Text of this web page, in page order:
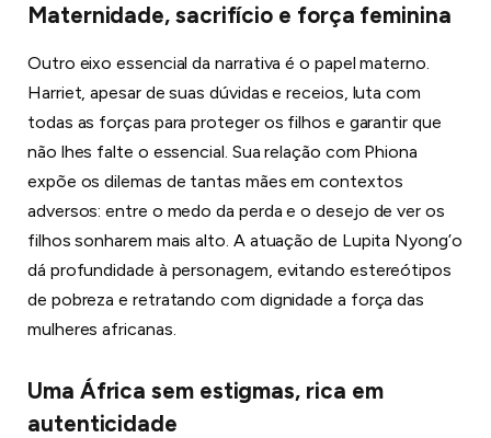
Maternidade, sacrifício e força feminina
Outro eixo essencial da narrativa é o papel materno.
Harriet, apesar de suas dúvidas e receios, luta com
todas as forças para proteger os filhos e garantir que
não lhes falte o essencial. Sua relação com Phiona
expõe os dilemas de tantas mães em contextos
adversos: entre o medo da perda e o desejo de ver os
filhos sonharem mais alto. A atuação de Lupita Nyong’o
dá profundidade à personagem, evitando estereótipos
de pobreza e retratando com dignidade a força das
mulheres africanas.
Uma África sem estigmas, rica em
autenticidade